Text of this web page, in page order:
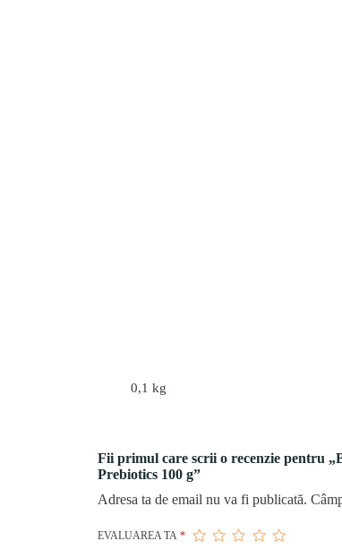
0,1 kg
Fii primul care scrii o recenzie pentru
Prebiotics 100 g”
Adresa ta de email nu va fi publicată.
EVALUAREA TA *